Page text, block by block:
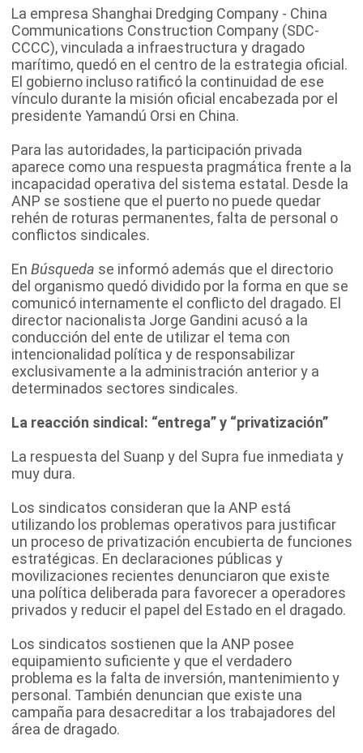
La empresa Shanghai Dredging Company - China
Communications Construction Company (SDC-
CCCC), vinculada a infraestructura y dragado
marítimo, quedó en el centro de la estrategia oficial.
El gobierno incluso ratificó la continuidad de ese
vínculo durante la misión oficial encabezada por el
presidente Yamandú Orsi en China.
Para las autoridades, la participación privada
aparece como una respuesta pragmática frente a la
incapacidad operativa del sistema estatal. Desde la
ANP se sostiene que el puerto no puede quedar
rehén de roturas permanentes, falta de personal o
conflictos sindicales.
En Búsqueda se informó además que el directorio
del organismo quedó dividido por la forma en que se
comunicó internamente el conflicto del dragado. El
director nacionalista Jorge Gandini acusó a la
conducción del ente de utilizar el tema con
intencionalidad política y de responsabilizar
exclusivamente a la administración anterior y a
determinados sectores sindicales.
La reacción sindical: “entrega” y “privatización”
La respuesta del Suanp y del Supra fue inmediata y
muy dura.
Los sindicatos consideran que la ANP está
utilizando los problemas operativos para justificar
un proceso de privatización encubierta de funciones
estratégicas. En declaraciones públicas y
movilizaciones recientes denunciaron que existe
una política deliberada para favorecer a operadores
privados y reducir el papel del Estado en el dragado.
Los sindicatos sostienen que la ANP posee
equipamiento suficiente y que el verdadero
problema es la falta de inversión, mantenimiento y
personal. También denuncian que existe una
campaña para desacreditar a los trabajadores del
área de dragado.